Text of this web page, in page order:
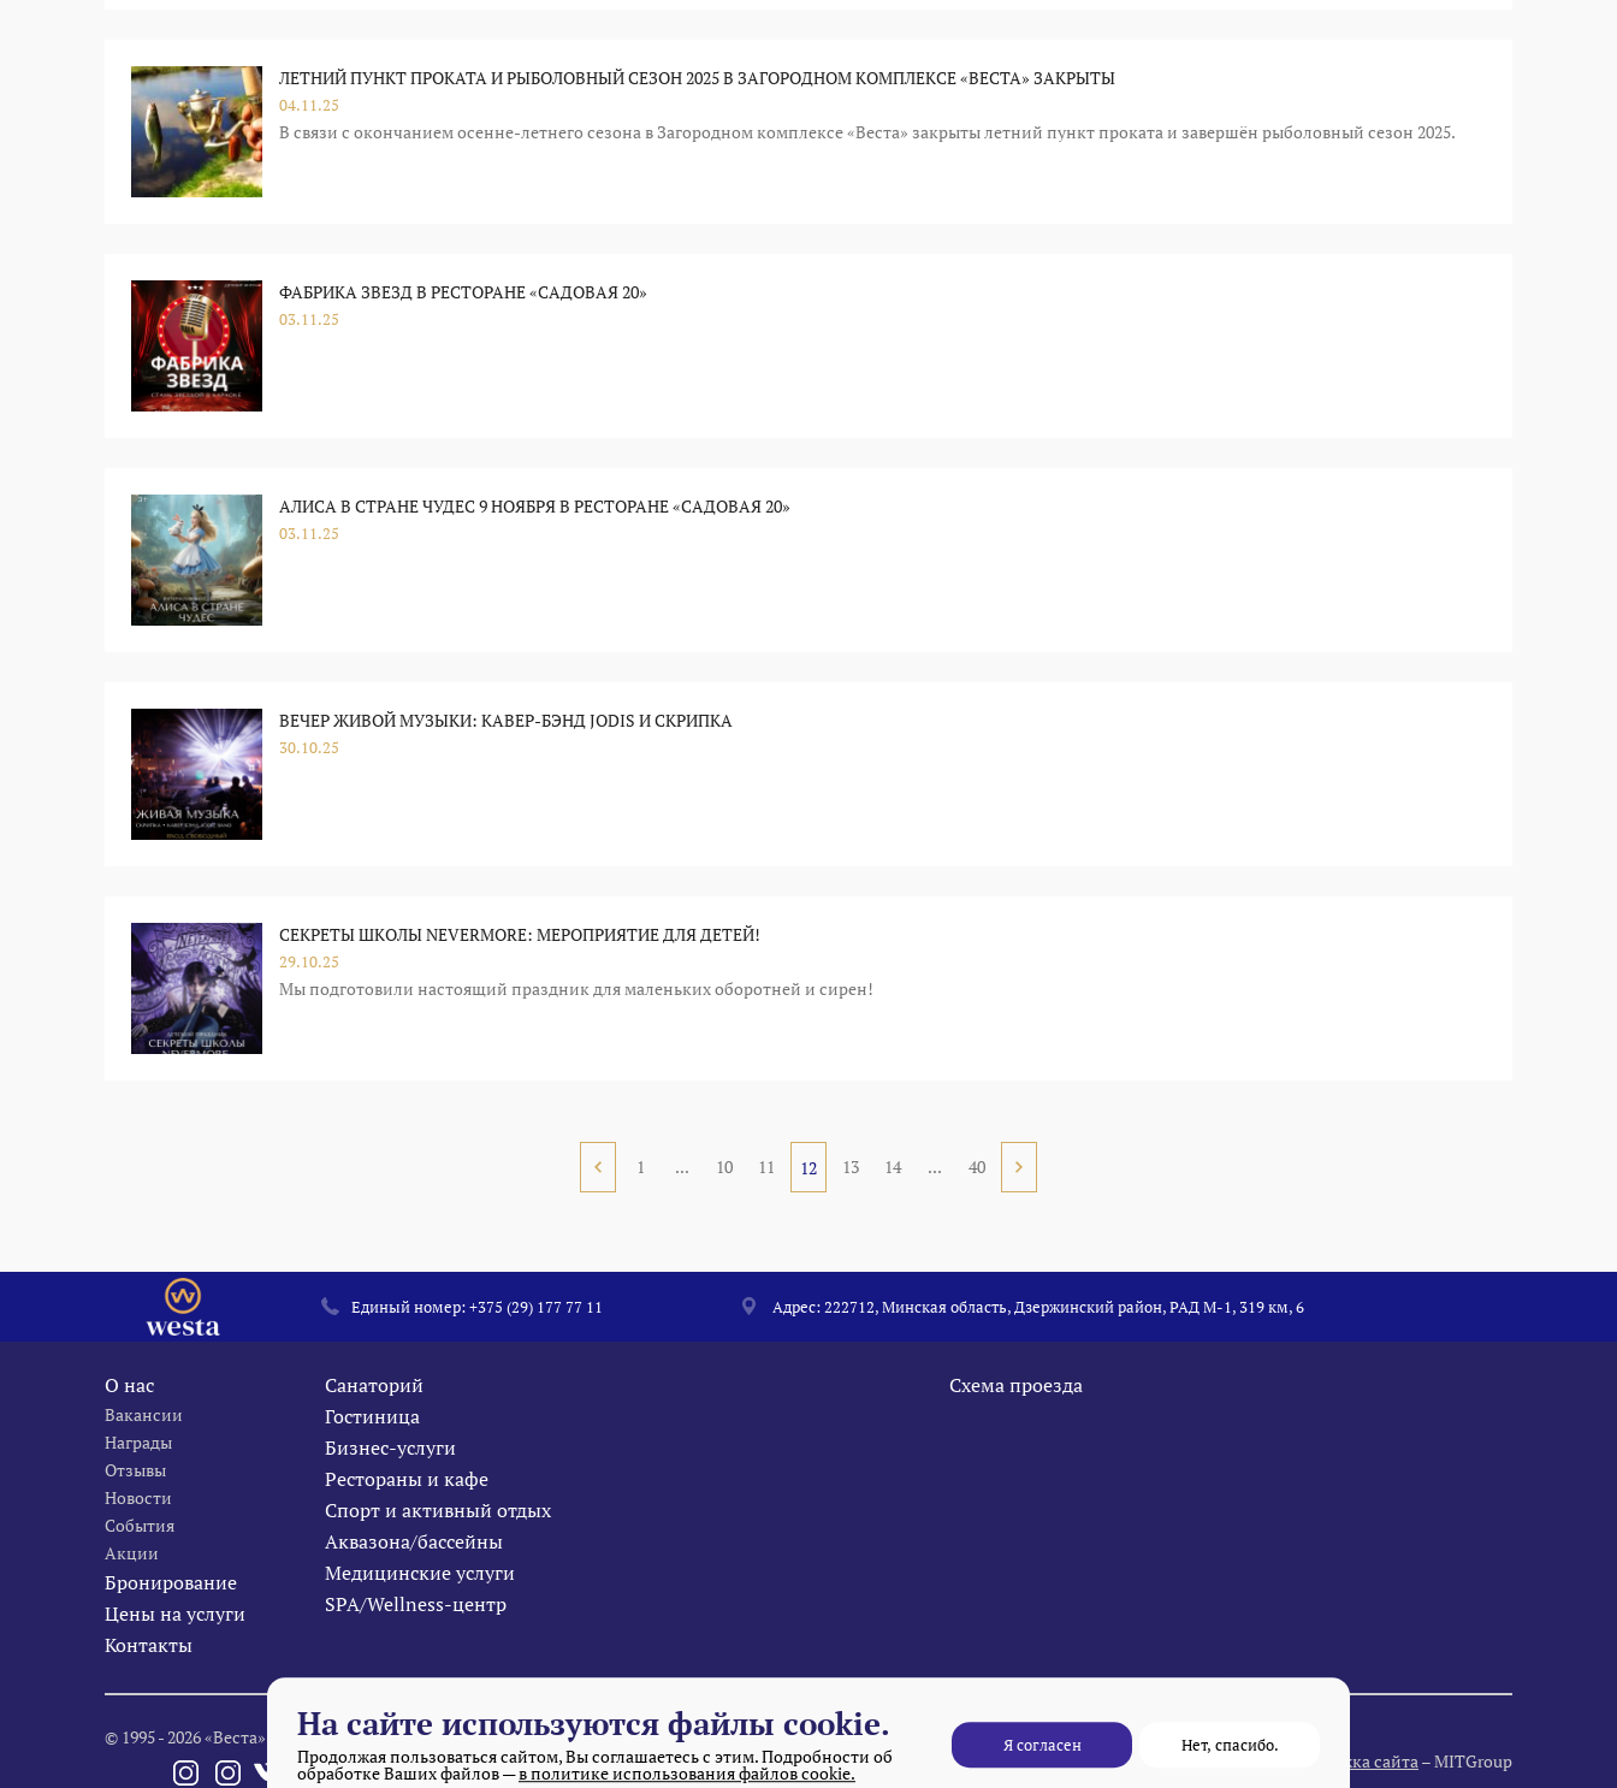
ЛЕТНИЙ ПУНКТ ПРОКАТА И РЫБОЛОВНЫЙ СЕЗОН 2025 В ЗАГОРОДНОМ КОМПЛЕКСЕ «ВЕСТА» ЗАКРЫТЫ
04.11.25
В связи с окончанием осенне-летнего сезона в Загородном комплексе «Веста» закрыты летний пункт проката и завершён рыболовный сезон 2025.
ФАБРИКА ЗВЕЗД В РЕСТОРАНЕ «САДОВАЯ 20»
03.11.25
АЛИСА В СТРАНЕ ЧУДЕС 9 НОЯБРЯ В РЕСТОРАНЕ «САДОВАЯ 20»
03.11.25
ВЕЧЕР ЖИВОЙ МУЗЫКИ: КАВЕР-БЭНД JODIS И СКРИПКА
30.10.25
СЕКРЕТЫ ШКОЛЫ NEVERMORE: МЕРОПРИЯТИЕ ДЛЯ ДЕТЕЙ!
29.10.25
Мы подготовили настоящий праздник для маленьких оборотней и сирен!
1 ... 10 11 12 13 14 ... 40
Единый номер:+375 (29) 177 77 11 Адрес: 222712, Минская область, Дзержинский район, РАД М-1, 319 км, 6
О нас
Вакансии
Награды
Отзывы
Новости
События
Акции
Бронирование
Цены на услуги
Контакты
Санаторий
Гостиница
Бизнес-услуги
Рестораны и кафе
Спорт и активный отдых
Аквазона/бассейны
Медицинские услуги
SPA/Wellness-центр
Схема проезда
© 1995 - 2026 «Веста» Все права защищены.
Разработка и поддержка сайта – MITGroup
На сайте используются файлы cookie.
Продолжая пользоваться сайтом, Вы соглашаетесь с этим. Подробности об
обработке Ваших файлов —в политике использования файлов cookie.
Я согласен Нет, спасибо.